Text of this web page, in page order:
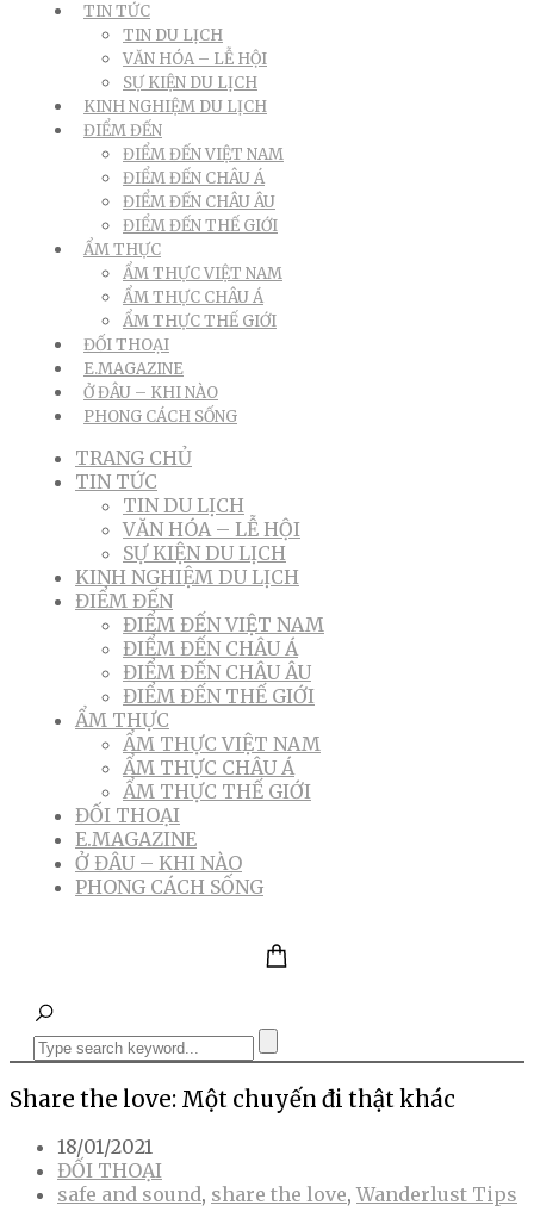
TIN TỨC
TIN DU LỊCH
VĂN HÓA – LỄ HỘI
SỰ KIỆN DU LỊCH
KINH NGHIỆM DU LỊCH
ĐIỂM ĐẾN
ĐIỂM ĐẾN VIỆT NAM
ĐIỂM ĐẾN CHÂU Á
ĐIỂM ĐẾN CHÂU ÂU
ĐIỂM ĐẾN THẾ GIỚI
ẨM THỰC
ẨM THỰC VIỆT NAM
ẨM THỰC CHÂU Á
ẨM THỰC THẾ GIỚI
ĐỐI THOẠI
E.MAGAZINE
Ở ĐÂU – KHI NÀO
PHONG CÁCH SỐNG
TRANG CHỦ
TIN TỨC
TIN DU LỊCH
VĂN HÓA – LỄ HỘI
SỰ KIỆN DU LỊCH
KINH NGHIỆM DU LỊCH
ĐIỂM ĐẾN
ĐIỂM ĐẾN VIỆT NAM
ĐIỂM ĐẾN CHÂU Á
ĐIỂM ĐẾN CHÂU ÂU
ĐIỂM ĐẾN THẾ GIỚI
ẨM THỰC
ẨM THỰC VIỆT NAM
ẨM THỰC CHÂU Á
ẨM THỰC THẾ GIỚI
ĐỐI THOẠI
E.MAGAZINE
Ở ĐÂU – KHI NÀO
PHONG CÁCH SỐNG
Share the love: Một chuyến đi thật khác
18/01/2021
ĐỐI THOẠI
safe and sound, share the love,Wanderlust Tips